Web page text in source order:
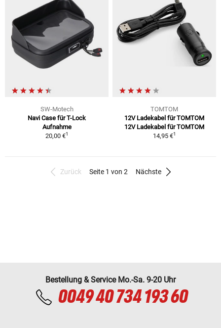
SW-Motech
Navi Case für T-Lock
Aufnahme
20,00 €1
TOMTOM
12V Ladekabel für TOMTOM
12V Ladekabel für TOMTOM
14,95 €1
Zurück Seite 1 von 2 Nächste
Bestellung & Service Mo.-Sa. 9-20 Uhr
0049 40 734 193 60